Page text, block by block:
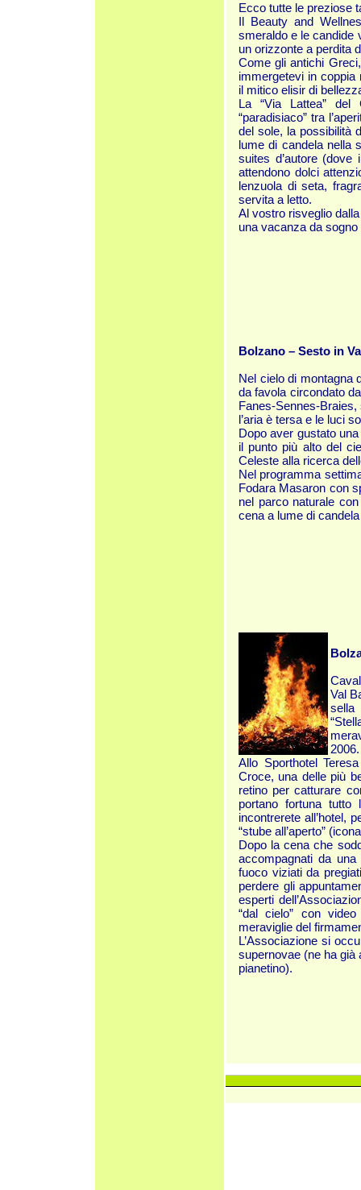
Ecco tutte le preziose
Il Beauty and
smeraldo e le candide
un orizzonte a perdita
Come gli antichi
immergetevi in coppia
il mitico elisir di
La “Via Lattea”
“paradisiaco” tra
del sole, la possibilità
lume di candela nella
suites d’autore (dove
attendono dolci
lenzuola di seta,
servita a letto.
Al vostro risveglio
una vacanza da
Bolzano – Sesto in
Nel cielo di montagna
da favola circondato
Fanes-Sennes-
l’aria è tersa e le luci
Dopo aver gustato
il punto più alto del
Celeste alla ricerca
Nel programma
Fodara Masaron con
nel parco naturale
cena a lume di
Val
sella
2006.
Allo Sporthotel
Croce, una delle più
retino per catturare
portano fortuna tutto
incontrerete all’hotel,
“stube all’aperto”
Dopo la cena che
accompagnati da
fuoco viziati da
perdere gli
esperti
“dal cielo” con
meraviglie del
L’Associazione si
supernovae (ne ha già
pianetino).